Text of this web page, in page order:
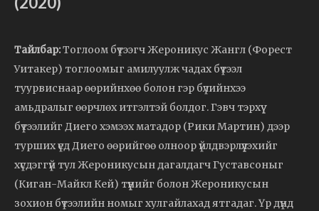
Тайлбар:Тоглоом бүтээгч Жероникус Жангл (Форест
Уитакер) тоглоомыг амилуулж чадах бүтээл
туурвиснаар өөрийнхөө болон гэр бүлийнхээ
амьдралыг өөрчлөх итгэлтэй болдог. Гэвч тэрхүү
бүтээлийг Диего хэмээх матадор (Рики Мартин) дээр
турших үед Диего өөрийгөө олноор үйлдвэрлүүлэхийг
хүсдэггүй тул Жероникусын дагалдагч Густавсоныг
(Киган-Майкл Кей) түүнийг болон Жероникусын
зохион бүтээлийн номыг хулгайлахад ятгадаг. Үр дүнд